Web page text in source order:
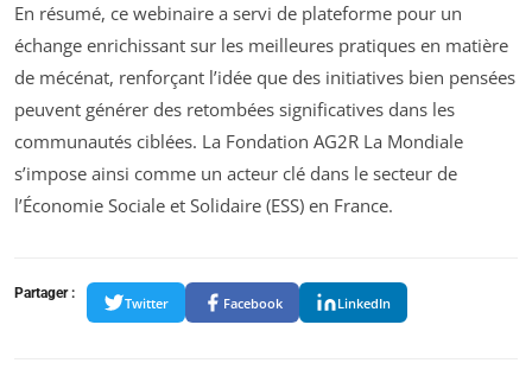
En résumé, ce webinaire a servi de plateforme pour un
échange enrichissant sur les meilleures pratiques en matière
de mécénat, renforçant l’idée que des initiatives bien pensées
peuvent générer des retombées significatives dans les
communautés ciblées. La Fondation AG2R La Mondiale
s’impose ainsi comme un acteur clé dans le secteur de
l’Économie Sociale et Solidaire (ESS) en France.
Partager :
Twitter Facebook LinkedIn